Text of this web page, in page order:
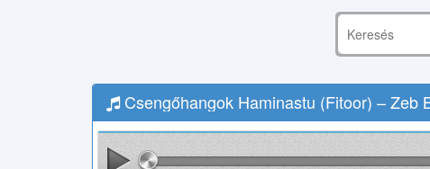
Csengőhangok Haminastu (Fitoor) – Zeb